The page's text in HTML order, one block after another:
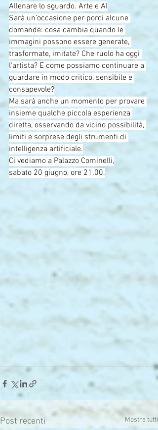
Allenare lo sguardo. Arte e AI
Sarà un’occasione per porci alcune
domande: cosa cambia quando le
immagini possono essere generate,
trasformate, imitate? Che ruolo ha oggi
l’artista? E come possiamo continuare a
guardare in modo critico, sensibile e
consapevole?
Ma sarà anche un momento per provare
insieme qualche piccola esperienza
diretta, osservando da vicino possibilità,
limiti e sorprese degli strumenti di
intelligenza artificiale.
Ci vediamo a Palazzo Cominelli,
sabato 20 giugno, ore 21.00.
Post recenti Mostra tutti